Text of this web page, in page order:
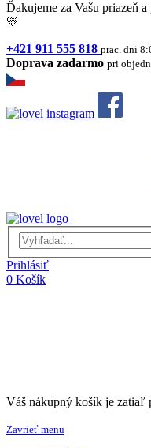
Ďakujeme za Vašu priazeň
💛
+421 911 555 818 prac. dni
Doprava zadarmo pri
Prihlásiť
0 Košík
Váš nákupný košík je zatiaľ
Zavrieť menu